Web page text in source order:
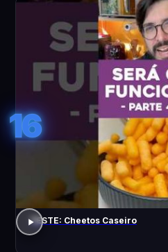
16
TESTE: Cheetos Caseiro